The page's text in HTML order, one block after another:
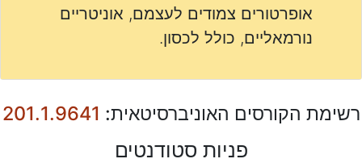
אופרטורים צמודים לעצמם, אוניטריים
נורמאליים, כולל לכסון.
רשימת הקורסים האוניברסיטאית: 201.1.9641
פניות סטודנטים